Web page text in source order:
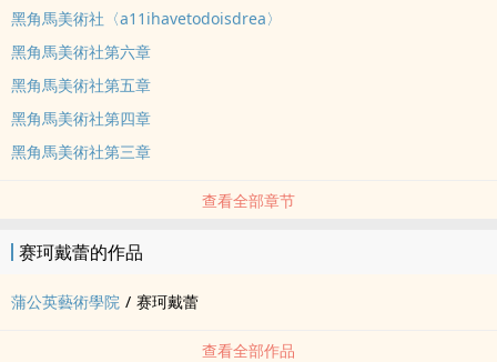
黑角馬美術社〈a11ihavetodoisdrea〉
黑角馬美術社第六章
黑角馬美術社第五章
黑角馬美術社第四章
黑角馬美術社第三章
查看全部章节
赛珂戴蕾的作品
蒲公英藝術學院 / 赛珂戴蕾
查看全部作品